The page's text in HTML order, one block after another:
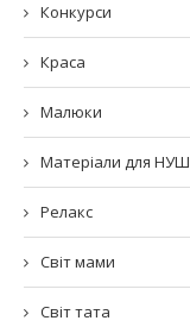
Конкурси
Краса
Малюки
Матеріали для НУШ
Релакс
Світ мами
Світ тата